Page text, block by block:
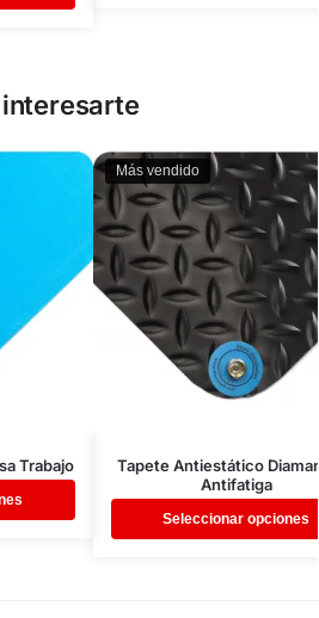
Trabajo
Más vendido
Tapete Antiestático
Antifatiga
Seleccionar opciones